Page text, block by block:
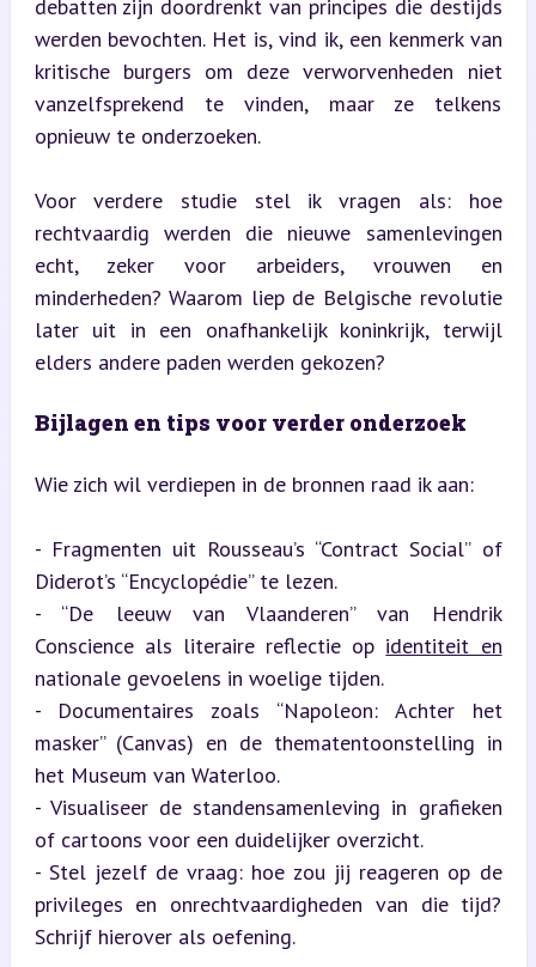
debatten zijn doordrenkt van principes die destijds
werden bevochten. Het is, vind ik, een kenmerk van
kritische burgers om deze verworvenheden niet
vanzelfsprekend te vinden, maar ze telkens
opnieuw te onderzoeken.
Voor verdere studie stel ik vragen als: hoe
rechtvaardig werden die nieuwe samenlevingen
echt, zeker voor arbeiders, vrouwen en
minderheden? Waarom liep de Belgische revolutie
later uit in een onafhankelijk koninkrijk, terwijl
elders andere paden werden gekozen?
Bijlagen en tips voor verder onderzoek
Wie zich wil verdiepen in de bronnen raad ik aan:
- Fragmenten uit Rousseau’s “Contract Social” of
Diderot’s “Encyclopédie” te lezen.
- “De leeuw van Vlaanderen” van Hendrik
Conscience als literaire reflectie op identiteit en
nationale gevoelens in woelige tijden.
- Documentaires zoals “Napoleon: Achter het
masker” (Canvas) en de thematentoonstelling in
het Museum van Waterloo.
- Visualiseer de standensamenleving in grafieken
of cartoons voor een duidelijker overzicht.
- Stel jezelf de vraag: hoe zou jij reageren op de
privileges en onrechtvaardigheden van die tijd?
Schrijf hierover als oefening.